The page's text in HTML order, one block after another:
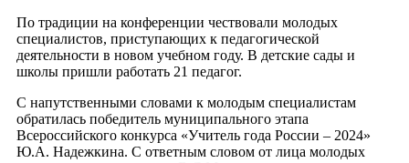
По традиции на конференции чествовали молодых
специалистов, приступающих к педагогической
деятельности в новом учебном году. В детские сады и
школы пришли работать 21 педагог.
С напутственными словами к молодым специалистам
обратилась победитель муниципального этапа
Всероссийского конкурса «Учитель года России – 2024»
Ю.А. Надежкина. С ответным словом от лица молодых